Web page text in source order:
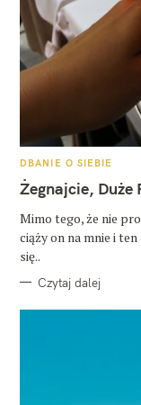
K
T
E
O
R
I
DBANIE O SIEBIE
Żegnajcie, Duże
Mimo tego, że nie
ciąży on na mnie i
się..
Czytaj dalej